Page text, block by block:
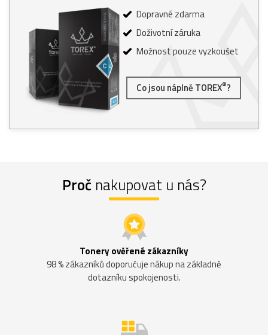
Dopravné zdarma
Doživotní záruka
Možnost pouze vyzkoušet
Co jsou náplně TOREX®?
Proč nakupovat u nás?
Tonery ověřené zákazníky
98 % zákazníků doporučuje nákup na základně
dotazníku spokojenosti.